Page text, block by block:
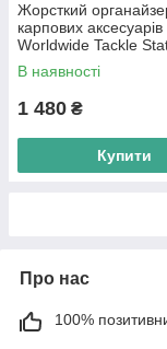
Жорсткий
карпових
Worldwide Tackle
Large
В наявності
1 480 ₴
Купити
Про нас
100%